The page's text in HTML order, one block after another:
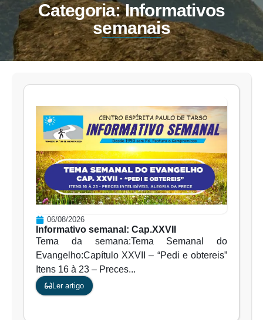
Categoria: Informativos
semanais
06/08/2026
Informativo semanal: Cap.XXVII
Tema da semana:Tema Semanal do
Evangelho:Capítulo XXVII – “Pedi e obtereis”
Itens 16 à 23 – Preces...
Ler artigo